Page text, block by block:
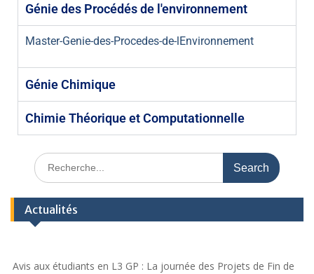
Génie des Procédés de l'environnement
Master-Genie-des-Procedes-de-lEnvironnement
Génie Chimique
Chimie Théorique et Computationnelle
Actualités
Avis aux étudiants en L3 GP : La journée des Projets de Fin de